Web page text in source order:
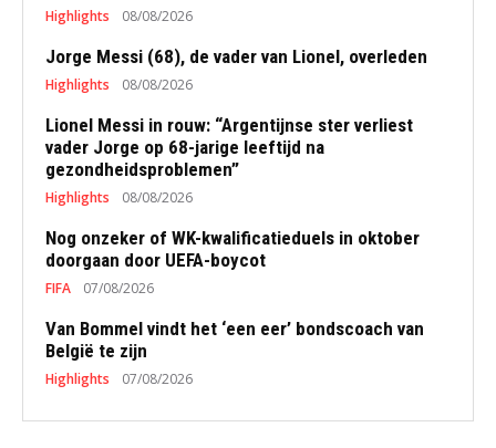
Highlights 08/08/2026
Jorge Messi (68), de vader van Lionel, overleden
Highlights 08/08/2026
Lionel Messi in rouw: “Argentijnse ster verliest
vader Jorge op 68-jarige leeftijd na
gezondheidsproblemen”
Highlights 08/08/2026
Nog onzeker of WK-kwalificatieduels in oktober
doorgaan door UEFA-boycot
FIFA 07/08/2026
Van Bommel vindt het ‘een eer’ bondscoach van
België te zijn
Highlights 07/08/2026